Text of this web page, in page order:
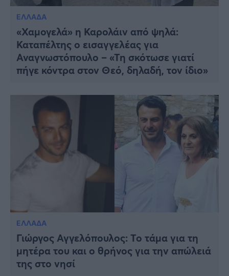
ΕΛΛΑΔΑ
«Χαμογελά» η Καρολάιν από ψηλά:
Καταπέλτης ο εισαγγελέας για
Αναγνωστόπουλο – «Τη σκότωσε γιατί
πήγε κόντρα στον Θεό, δηλαδή, τον ίδιο»
ΕΛΛΑΔΑ
Γιώργος Αγγελόπουλος: Το τάμα για τη
μητέρα του και ο θρήνος για την απώλειά
της στο νησί